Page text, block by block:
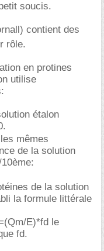
soucis.
contient des
rôle.
en protines
utilise
étalon
mêmes
de la solution
de la solution
la formule littérale
E)*fd le
fd.